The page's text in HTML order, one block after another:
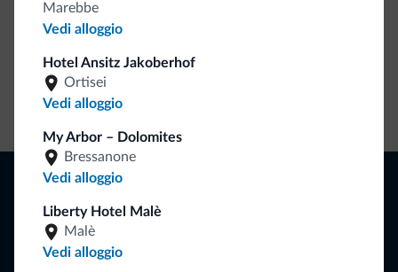
Marebbe
Vedi alloggio
Hotel Ansitz Jakoberhof
Ortisei
Vedi alloggio
My Arbor – Dolomites
Bressanone
Vedi alloggio
Liberty Hotel Malè
Malè
Vedi alloggio